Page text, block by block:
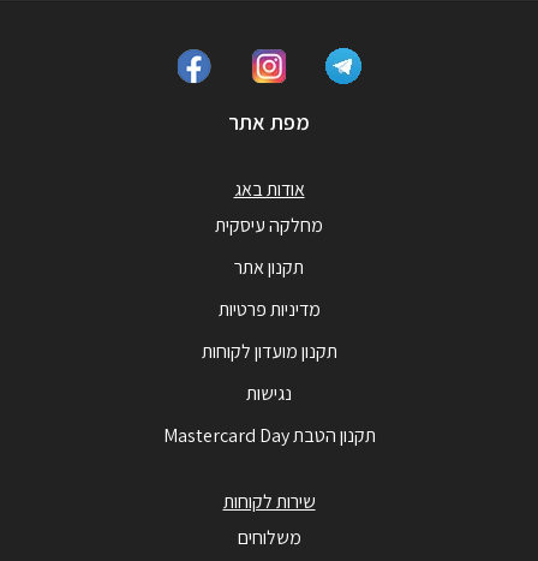
מפת אתר
אודות באג
מחלקה עיסקית
תקנון אתר
מדיניות פרטיות
תקנון מועדון לקוחות
נגישות
תקנון הטבת Mastercard Day
שירות לקוחות
משלוחים